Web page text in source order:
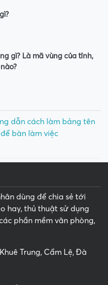
gì? Là mã vùng của tỉnh,
dẫn cách làm bảng tên
bàn làm việc
dùng để chia sẻ tới
hay, thủ thuật sử dụng
phần mềm văn phòng,
Trung, Cẩm Lệ, Đà